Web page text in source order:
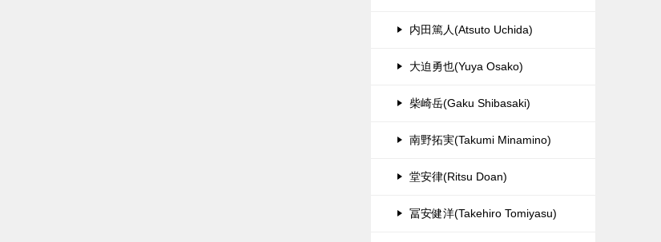
内田篤人(Atsuto Uchida)
大迫勇也(Yuya Osako)
柴崎岳(Gaku Shibasaki)
南野拓実(Takumi Minamino)
堂安律(Ritsu Doan)
冨安健洋(Takehiro Tomiyasu)